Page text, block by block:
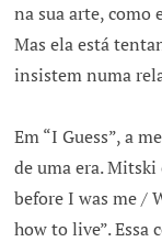
na sua arte, como
Mas ela está
insistem numa
Em “I Guess”, a
de uma era. Mitski
before I was me /
how to live”. Essa